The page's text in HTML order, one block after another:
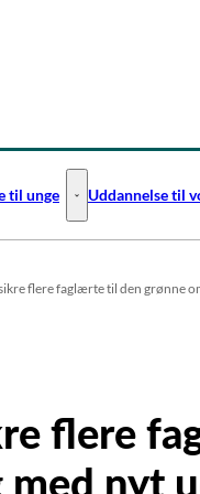
links
til unge Uddannelse til
Uddannelse til
flere faglærte til den grønne
flere
nyt